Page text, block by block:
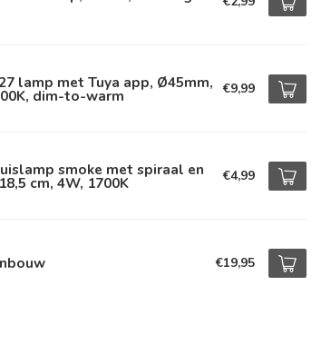
lamp met Tuya app, Ø45mm,
dim-to-warm €9,99
smoke met spiraal en
cm, 4W, 1700K €4,99
€19,95